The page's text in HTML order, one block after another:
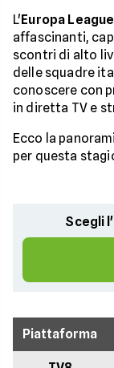
L'Europa League
affascinanti,
scontri di alto
delle squadre
conoscere con
in diretta TV e
Ecco la
per questa
Scegli
Piattaforma